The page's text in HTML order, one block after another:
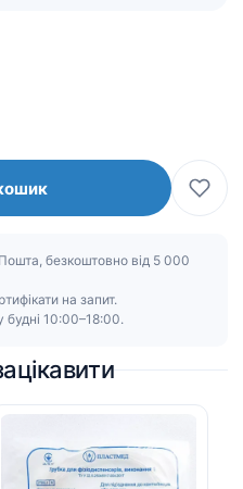
безкоштовно від 5 000
на запит.
будні 10:00–18:00.